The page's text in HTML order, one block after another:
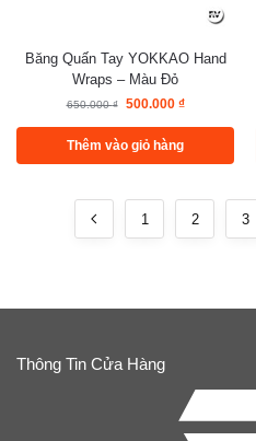
Băng Quấn Tay YOKKAO Hand
Wraps – Màu Đỏ
650.000₫ 500.000 ₫
Thêm vào giỏ hàng
1 2 3
Thông Tin Cửa Hàng